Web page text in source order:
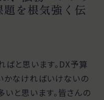
を根気強く伝
ばと思います。DX予算
かなければいけないの
いと思います。皆さんの